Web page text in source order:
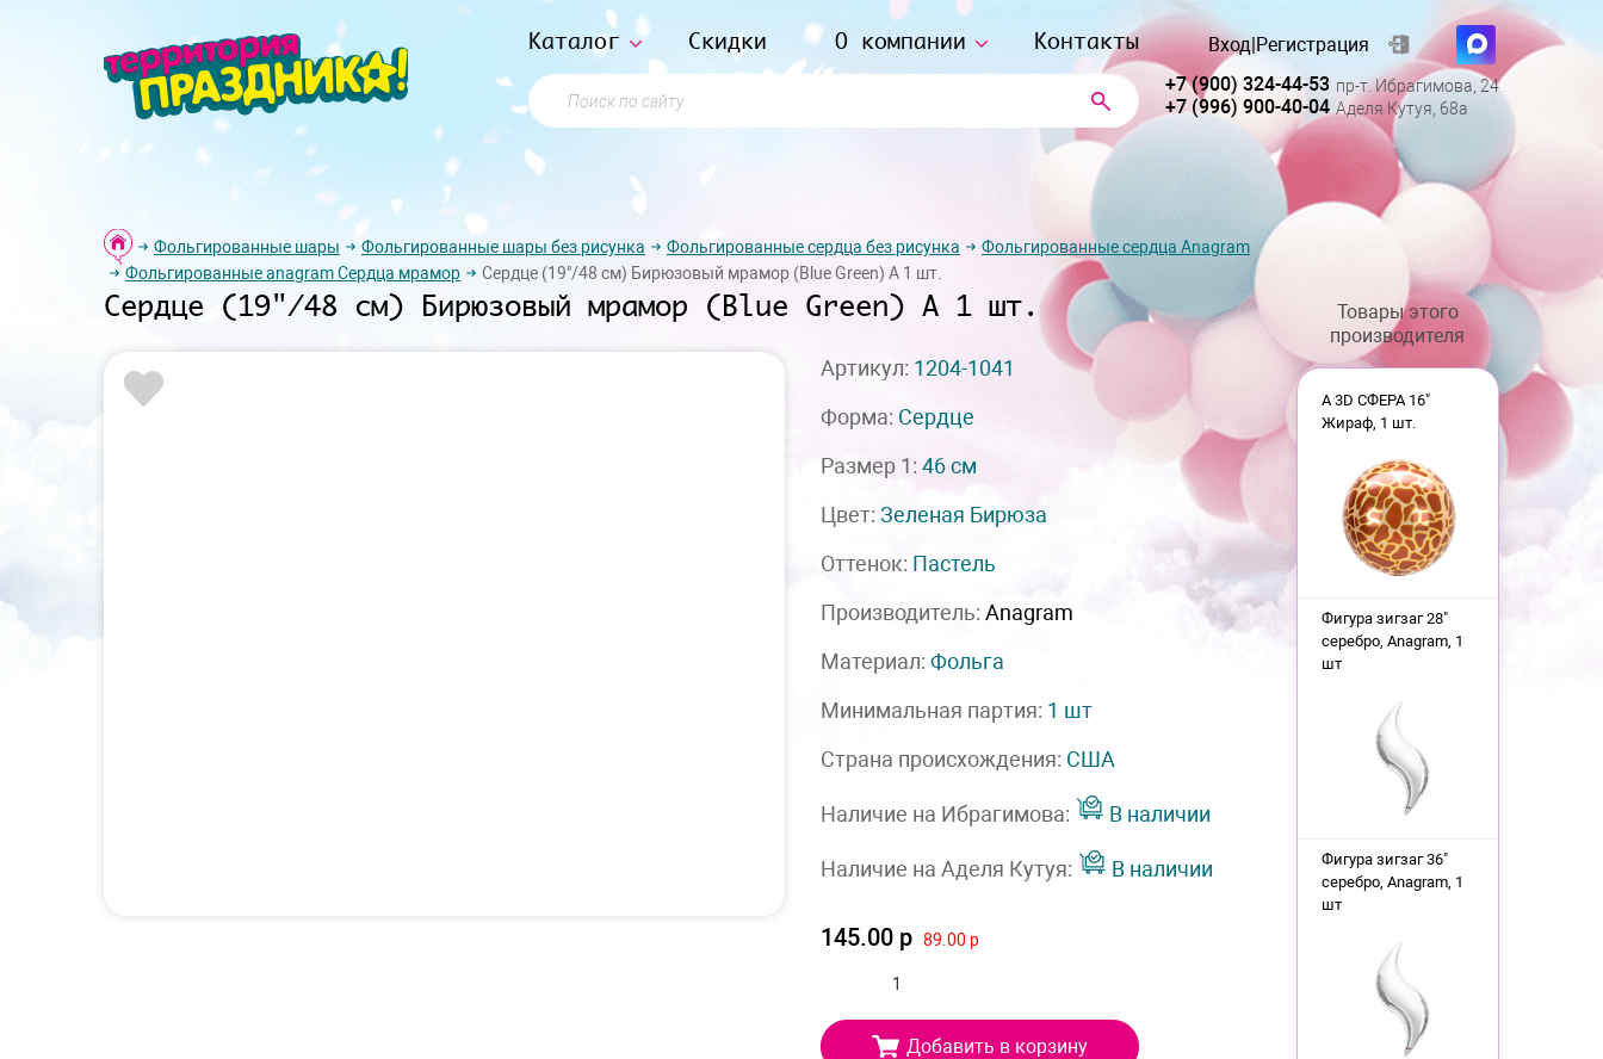
Каталог Скидки О компании Контакты
Поиск по сайту
Вход|Регистрация
+7 (900) 324-44-53 пр-т. Ибрагимова, 24
+7 (996) 900-40-04 Аделя Кутуя, 68а
Фольгированные шары Фольгированные шары без рисунка Фольгированные сердца без рисунка
Фольгированные сердца Anagram
Фольгированные anagram Сердца мрамор
Сердце (19"/48 см) Бирюзовый мрамор (Blue Green) А 1 шт.
Сердце (19"/48 см) Бирюзовый мрамор (Blue Green) А 1 шт.
Артикул: 1204-1041
Форма: Сердце
Размер 1: 46 см
Цвет: Зеленая Бирюза
Оттенок: Пастель
Производитель: Anagram
Материал: Фольга
Минимальная партия: 1 шт
Страна происхождения: США
Наличие на Ибрагимова: В наличии
Наличие на Аделя Кутуя: В наличии
145.00 р 89.00 р
Добавить в корзину
Товары этого
производителя
А 3D СФЕРА 16"
Жираф, 1 шт.
Фигура зигзаг 28"
серебро, Anagram, 1
шт
Фигура зигзаг 36"
серебро, Anagram, 1
шт